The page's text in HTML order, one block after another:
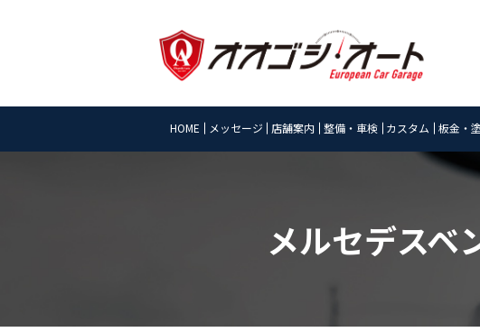
HOME メッセージ 店舗案内 整備・車検 カスタム 板金・
メルセデスベ